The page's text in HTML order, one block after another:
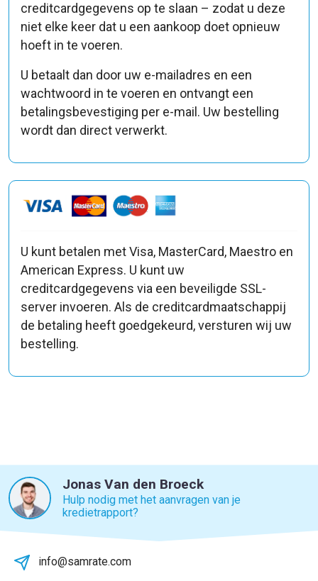
creditcardgegevens op te slaan – zodat u deze
niet elke keer dat u een aankoop doet opnieuw
hoeft in te voeren.
U betaalt dan door uw e-mailadres en een
wachtwoord in te voeren en ontvangt een
betalingsbevestiging per e-mail. Uw bestelling
wordt dan direct verwerkt.
U kunt betalen met Visa, MasterCard, Maestro en
American Express. U kunt uw
creditcardgegevens via een beveiligde SSL-
server invoeren. Als de creditcardmaatschappij
de betaling heeft goedgekeurd, versturen wij uw
bestelling.
Jonas Van den Broeck
Hulp nodig met het aanvragen van je
kredietrapport?
info@samrate.com